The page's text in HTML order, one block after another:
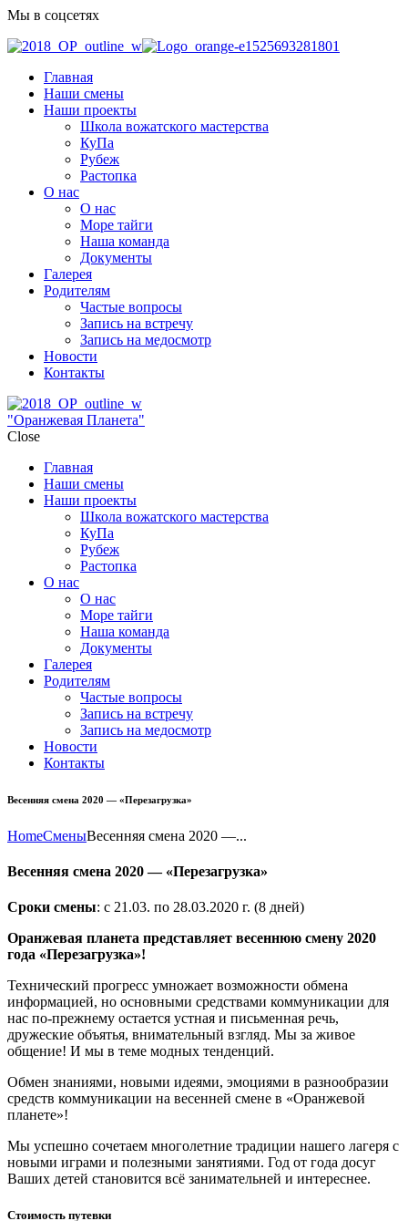
Мы в соцсетях
Главная
Наши смены
Наши проекты
Школа вожатского мастерства
КуПа
Рубеж
Растопка
О нас
О нас
Море тайги
Наша команда
Документы
Галерея
Родителям
Частые вопросы
Запись на встречу
Запись на медосмотр
Новости
Контакты
"Оранжевая Планета"
Close
Главная
Наши смены
Наши проекты
Школа вожатского мастерства
КуПа
Рубеж
Растопка
О нас
О нас
Море тайги
Наша команда
Документы
Галерея
Родителям
Частые вопросы
Запись на встречу
Запись на медосмотр
Новости
Контакты
Весенняя смена 2020 — «Перезагрузка»
HomeСменыВесенняя смена 2020 —...
Весенняя смена 2020 — «Перезагрузка»
Сроки смены: с 21.03. по 28.03.2020 г. (8 дней)
Оранжевая планета представляет весеннюю смену 2020
года «Перезагрузка»!
Технический прогресс умножает возможности обмена
информацией, но основными средствами коммуникации для
нас по-прежнему остается устная и письменная речь,
дружеские объятья, внимательный взгляд. Мы за живое
общение! И мы в теме модных тенденций.
Обмен знаниями, новыми идеями, эмоциями в разнообразии
средств коммуникации на весенней смене в «Оранжевой
планете»!
Мы успешно сочетаем многолетние традиции нашего лагеря с
новыми играми и полезными занятиями. Год от года досуг
Ваших детей становится всё занимательней и интереснее.
Стоимость путевки